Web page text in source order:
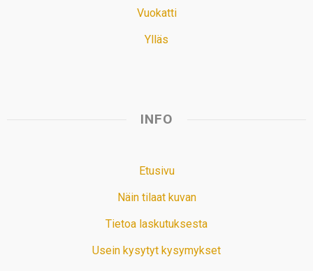
Vuokatti
Ylläs
INFO
Etusivu
Näin tilaat kuvan
Tietoa laskutuksesta
Usein kysytyt kysymykset